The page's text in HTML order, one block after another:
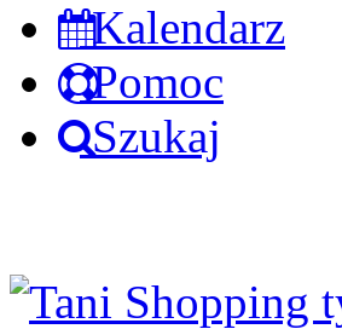
Kalendarz
Pomoc
Szukaj